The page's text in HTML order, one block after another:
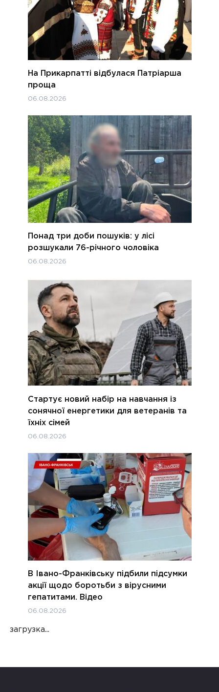
На Прикарпатті відбулася Патріарша
проща
06.08.2026
Понад три доби пошуків: у лісі
розшукали 76-річного чоловіка
06.08.2026
Стартує новий набір на навчання із
сонячної енергетики для ветеранів та
їхніх сімей
06.08.2026
В Івано-Франківську підбили підсумки
акції щодо боротьби з вірусними
гепатитами. Відео
06.08.2026
загрузка...